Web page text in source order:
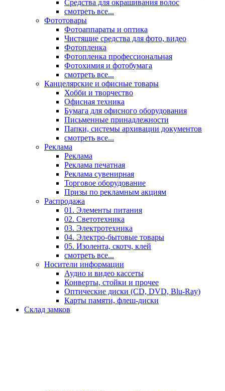
Средства для окрашивания волос
смотреть все...
Фототовары
Фотоаппараты и оптика
Чистящие средства для фото, видео
Фотопленка
Фотопленка профессиональная
Фотохимия и фотобумага
смотреть все...
Канцелярские и офисные товары
Хобби и творчество
Офисная техника
Бумага для офисного оборудования
Письменные принадлежности
Папки, системы архивации документов
смотреть все...
Реклама
Реклама
Реклама печатная
Реклама сувенирная
Торговое оборудование
Призы по рекламным акциям
Распродажа
01. Элементы питания
02. Светотехника
03. Электротехника
04. Электро-бытовые товары
05. Изолента, скотч, клей
смотреть все...
Носители информации
Аудио и видео кассеты
Конверты, стойки и прочее
Оптические диски (CD, DVD, Blu-Ray)
Карты памяти, флеш-диски
Склад замков